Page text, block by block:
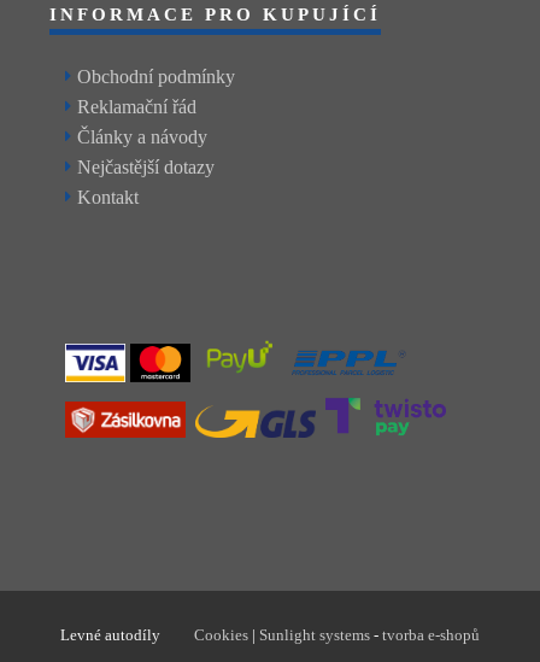
INFORMACE PRO KUPUJÍCÍ
Obchodní podmínky
Reklamační řád
Články a návody
Nejčastější dotazy
Kontakt
Levné autodíly Cookies | Sunlight systems - tvorba e-shopů